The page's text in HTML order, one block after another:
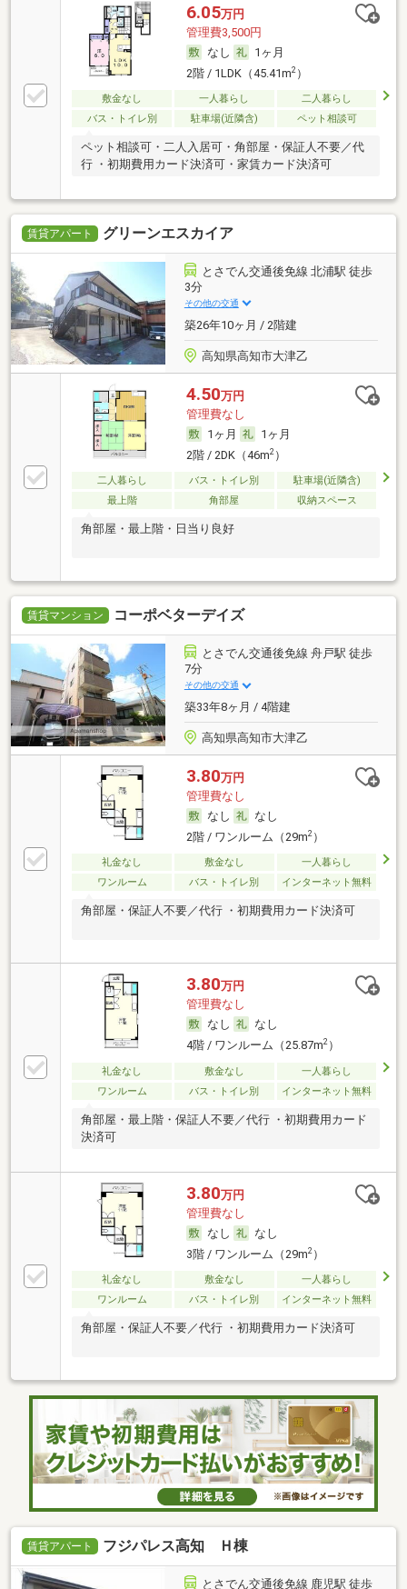
6.05万円
管理費3,500円
なし
1ヶ月
2階 / 1LDK（45.41m2）
敷金なし 一人暮らし
二人暮らし
バス・トイレ別
駐車場(近隣含) ペット相談可
ペット相談可・二人入居可・角部屋・保証人不要／代
行 ・初期費用カード決済可・家賃カード決済可
賃貸アパート グリーンエスカイア
とさでん交通後免線 北浦駅 徒歩
3分
その他の交通
築26年10ヶ月 / 2階建
高知県高知市大津乙
4.50万円
管理費なし
1ヶ月
1ヶ月
2階 / 2DK（46m2）
二人暮らし バス・トイレ別
駐車場(近隣含)
最上階
角部屋 収納スペース
角部屋・最上階・日当り良好
賃貸マンション コーポベターデイズ
とさでん交通後免線 舟戸駅 徒歩
7分
その他の交通
築33年8ヶ月 / 4階建
高知県高知市大津乙
3.80万円
管理費なし
なし
なし
2階 / ワンルーム（29m2）
礼金なし 敷金なし
一人暮らし
ワンルーム
バス・トイレ別 インターネット無料
角部屋・保証人不要／代行 ・初期費用カード決済可
3.80万円
管理費なし
なし
なし
4階 / ワンルーム（25.87m2）
礼金なし 敷金なし
一人暮らし
ワンルーム
バス・トイレ別 インターネット無料
角部屋・最上階・保証人不要／代行 ・初期費用カード
決済可
3.80万円
管理費なし
なし
なし
3階 / ワンルーム（29m2）
礼金なし 敷金なし
一人暮らし
ワンルーム
バス・トイレ別 インターネット無料
角部屋・保証人不要／代行 ・初期費用カード決済可
賃貸アパート フジパレス高知 Ｈ棟
とさでん交通後免線 鹿児駅 徒歩